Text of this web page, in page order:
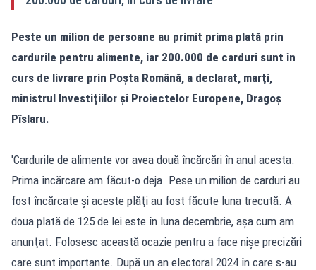
Peste un milion de persoane au primit prima plată prin
cardurile pentru alimente, iar 200.000 de carduri sunt în
curs de livrare prin Poşta Română, a declarat, marţi,
ministrul Investiţiilor şi Proiectelor Europene, Dragoş
Pîslaru.
'Cardurile de alimente vor avea două încărcări în anul acesta.
Prima încărcare am făcut-o deja. Pese un milion de carduri au
fost încărcate şi aceste plăţi au fost făcute luna trecută. A
doua plată de 125 de lei este în luna decembrie, aşa cum am
anunţat. Folosesc această ocazie pentru a face nişe precizări
care sunt importante. După un an electoral 2024 în care s-au